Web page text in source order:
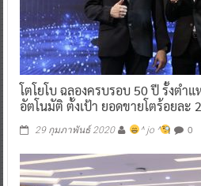
โตโยโบ ฉลองครบรอบ 50 ปี รั้งตำ
อัตโนมัติ ตั้งเป้า ยอดขายโตร้อยละ
29 กุมภาพันธ์ 2020 ^ jo ^ 0